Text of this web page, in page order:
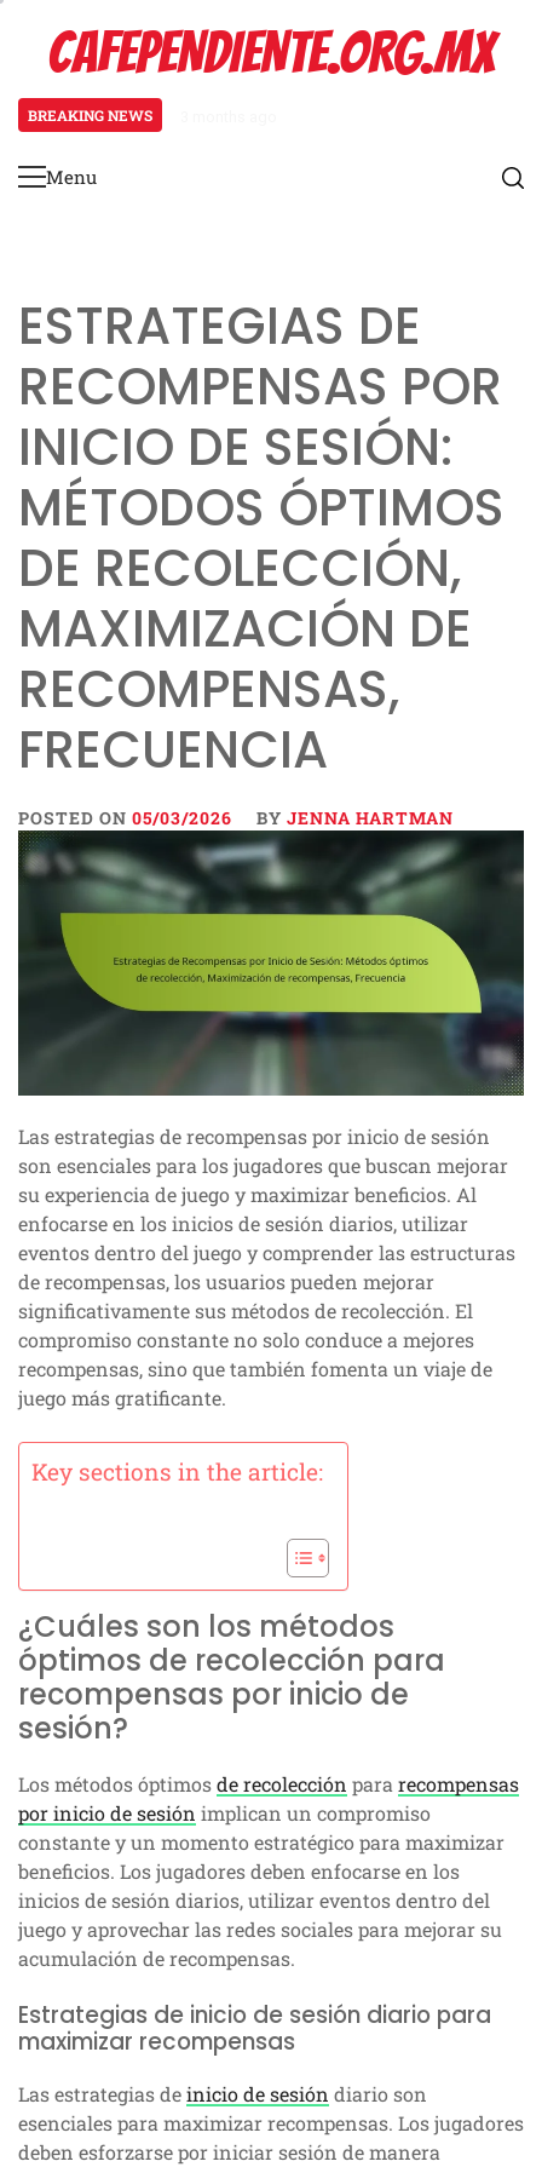
contentCAFEPENDIENTE.ORG.MX
BREAKING NEWS
Primary
Menu
ESTRATEGIAS DE
RECOMPENSAS POR
INICIO DE SESIÓN:
MÉTODOS ÓPTIMOS
DE RECOLECCIÓN,
MAXIMIZACIÓN DE
RECOMPENSAS,
FRECUENCIA
POSTED ON 05/03/2026 BY JENNA HARTMAN
Las estrategias de recompensas por inicio de sesión
son esenciales para los jugadores que buscan mejorar
su experiencia de juego y maximizar beneficios. Al
enfocarse en los inicios de sesión diarios, utilizar
eventos dentro del juego y comprender las estructuras
de recompensas, los usuarios pueden mejorar
significativamente sus métodos de recolección. El
compromiso constante no solo conduce a mejores
recompensas, sino que también fomenta un viaje de
juego más gratificante.
Key sections in the article:
¿Cuáles son los métodos
óptimos de recolección para
recompensas por inicio de
sesión?
Los métodos óptimosde recolección pararecompensas
por inicio de sesión implican un compromiso
constante y un momento estratégico para maximizar
beneficios. Los jugadores deben enfocarse en los
inicios de sesión diarios, utilizar eventos dentro del
juego y aprovechar las redes sociales para mejorar su
acumulación de recompensas.
Estrategias de inicio de sesión diario para
maximizar recompensas
Las estrategias deinicio de sesión diario son
esenciales para maximizar recompensas. Los jugadores
deben esforzarse por iniciar sesión de manera